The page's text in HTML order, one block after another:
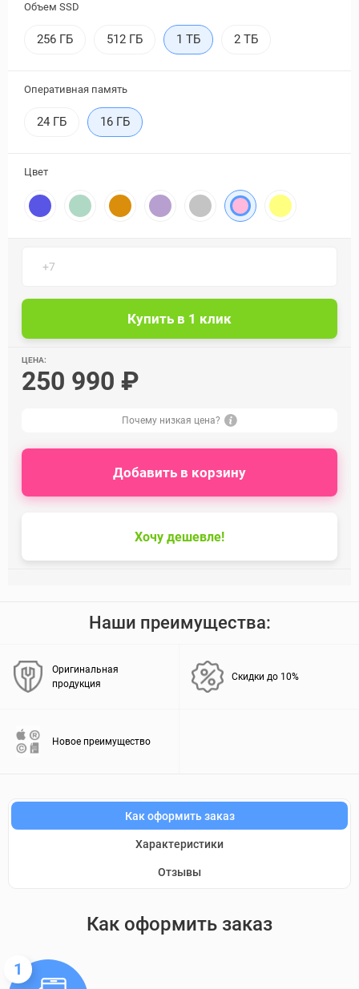
Объем SSD
256 ГБ 512 ГБ 1 ТБ 2 ТБ
Оперативная память
24 ГБ 16 ГБ
Цвет
ЦЕНА:
250 990 ₽
Почему низкая цена?
Хочу дешевле!
Добавить в корзину
Наши преимущества:
Оригинальная
продукция
Скидки до 10%
Новое преимущество
Как оформить заказ
Характеристики
Отзывы
Как оформить заказ
1